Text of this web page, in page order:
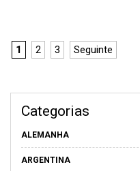
1 2 3 Seguinte
Categorias
ALEMANHA
ARGENTINA